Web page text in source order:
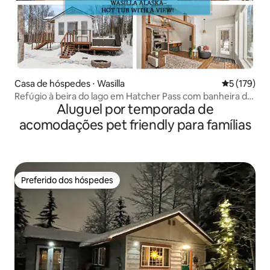
Casa de hóspedes ⋅ Wasilla 5 de uma
5 (179)
Refúgio à beira do lago em Hatcher Pass com banheira de
hidromassagem!Aluguel por temporada de
acomodações pet friendly para famílias
Preferido dos hóspedes
Preferido dos hóspedes